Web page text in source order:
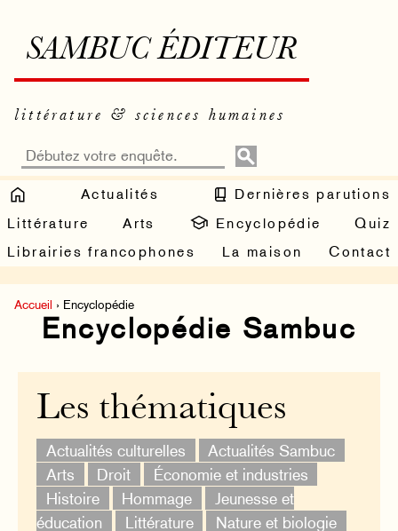
SAMBUC ÉDITEUR
littérature & sciences humaines
Actualités
Dernières parutions
Littérature
Arts Encyclopédie
Quiz
Librairies francophones
La maison Contact
Accueil › Encyclopédie
Encyclopédie Sambuc
Les thématiques
Actualités culturelles
Actualités Sambuc
Arts
Droit
Économie et industries
Histoire
Hommage
Jeunesse et
éducation
Littérature
Nature et biologie